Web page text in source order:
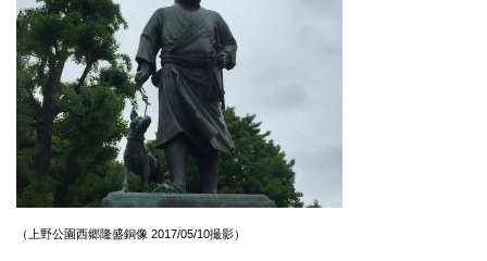
（上野公園西郷隆盛銅像 2017/05/10撮影）